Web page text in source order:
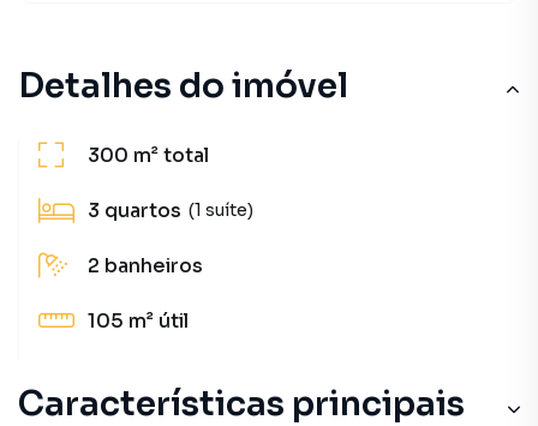
Detalhes do imóvel
300 m²total
3 quartos (1 suíte)
2 banheiros
105 m² útil
Características principais